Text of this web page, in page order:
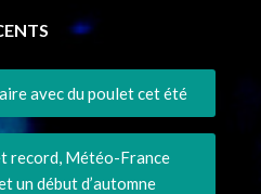
avec du poulet cet été
record, Météo-France
un début d’automne